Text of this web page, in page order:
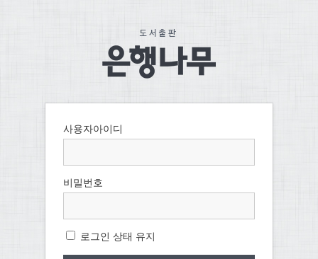
사용자아이디
비밀번호
로그인 상태 유지